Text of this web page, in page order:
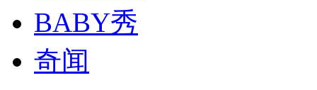
外交部：有关国家言论片面不公正
BABY秀
奇闻